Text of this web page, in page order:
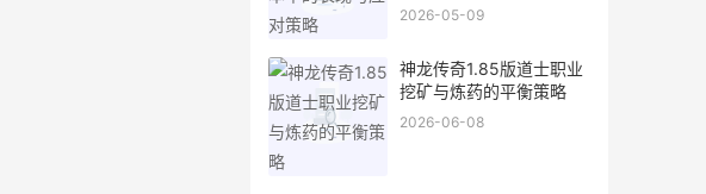
2026-05-09
神龙传奇1.85版道士职业
挖矿与炼药的平衡策略
2026-06-08